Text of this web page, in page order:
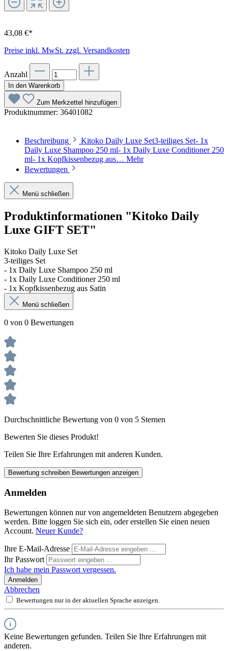
43,08 €*
Preise inkl. MwSt. zzgl. Versandkosten
Anzahl
In den Warenkorb
Zum Merkzettel hinzufügen
Produktnummer: 36401082
Beschreibung
Kitoko Daily Luxe Set3-teiliges Set- 1x
Daily Luxe Shampoo 250 ml- 1x Daily Luxe Conditioner 250
ml- 1x Kopfkissenbezug aus… Mehr
Bewertungen
Menü schließen
Produktinformationen "Kitoko Daily
Luxe GIFT SET"
Kitoko Daily Luxe Set
3-teiliges Set
- 1x Daily Luxe Shampoo 250 ml
- 1x Daily Luxe Conditioner 250 ml
- 1x Kopfkissenbezug aus Satin
Menü schließen
0 von 0 Bewertungen
Durchschnittliche Bewertung von 0 von 5 Sternen
Bewerten Sie dieses Produkt!
Teilen Sie Ihre Erfahrungen mit anderen Kunden.
Bewertung schreiben Bewertungen anzeigen
Anmelden
Bewertungen können nur von angemeldeten Benutzern abgegeben
werden. Bitte loggen Sie sich ein, oder erstellen Sie einen neuen
Account. Neuer Kunde?
Ihre E-Mail-Adresse
Ihr Passwort
Ich habe mein Passwort vergessen.
Anmelden
Abbrechen
Bewertungen nur in der aktuellen Sprache anzeigen.
Keine Bewertungen gefunden. Teilen Sie Ihre Erfahrungen mit
anderen.